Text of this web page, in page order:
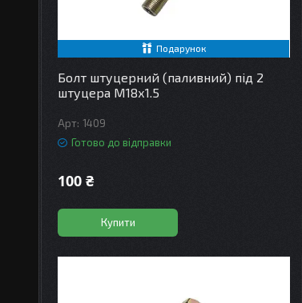
Подарунок
Болт штуцерний (паливний) під 2
штуцера М18х1.5
1409
Готово до відправки
100 ₴
Купити